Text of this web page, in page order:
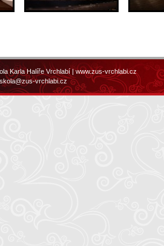
Karla Halíře Vrchlabí |www.zus-vrchlabi.cz
skola@zus-vrchlabi.cz